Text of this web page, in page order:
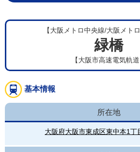
【大阪メトロ中央線/大阪メト
緑橋
【大阪市高速電気軌道
基本情報
所在地
大阪府大阪市東成区東中本1丁